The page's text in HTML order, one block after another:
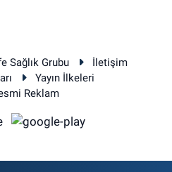
Sağlık Grubu
İletişim
Yayın İlkeleri
Reklam